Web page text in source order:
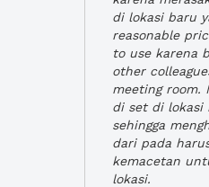
di lokasi baru
reasonable
to use karena
other
meeting room.
di set di lokasi
sehingga
dari pada
kemacetan
lokasi.